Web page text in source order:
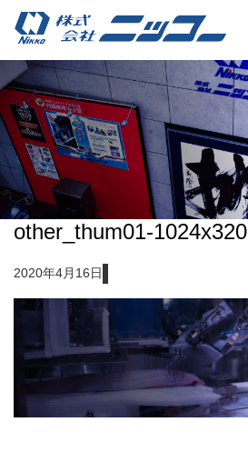
other_thum01-1024x320
2020年4月16日